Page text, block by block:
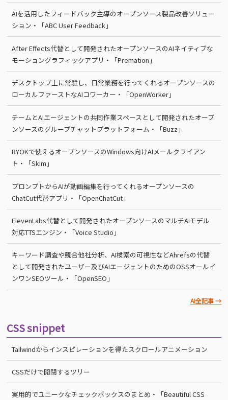
AIを活用したフィードバック主導のオープンソース製品改善ソリュー
ション・「ABC User Feedback」
After Effects代替として開発されたオープンソースのAIネイティブな
モーショングラフィックアプリ・「Premation」
デスクトップ上に常駐し、日常業務を行ってくれるオープンソースの
ローカルファーストなAIコワーカー・「OpenWorker」
チームとAIエージェントの共同作業スペースとして開発されたオープ
ンソースのグループチャットプラットフォーム・「Buzz」
BYOKで使えるオープンソースのWindows向けAIメールクライアン
ト・「Skim」
プロンプトからAIが動画編集を行ってくれるオープンソースの
ChatCut代替アプリ・「OpenChatCut」
ElevenLabs代替として開発されたオープンソースのマルチAIモデル
対応TTSエンジン・「Voice Studio」
キーワード調査や競合他社分析、AI検索の可視性などAhrefsの代替
として開発されたユーザー及びAIエージェントのためのOSSオールイ
ンワンSEOツール・「OpenSEO」
AI全記事 →
CSS snippet
Tailwindからインスピレーションを得たスクロールアニメーション
CSSだけで開閉するツリー
実用的でユニークなチェックボックスのまとめ・「Beautiful CSS